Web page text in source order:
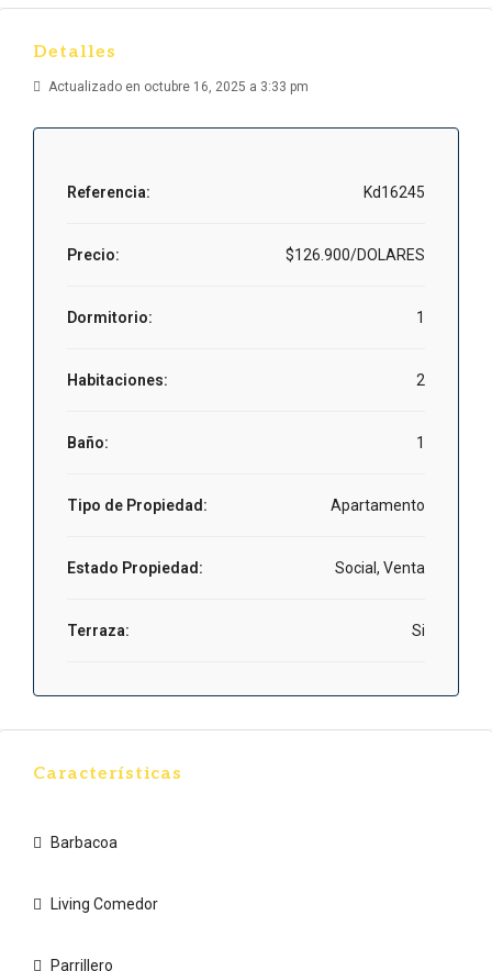
Detalles
Actualizado en octubre 16, 2025 a 3:33 pm
Referencia: Kd16245
Precio: $126.900/DOLARES
Dormitorio: 1
Habitaciones: 2
Baño: 1
Tipo de Propiedad: Apartamento
Estado Propiedad: Social, Venta
Terraza: Si
Características
Barbacoa
Living Comedor
Parrillero